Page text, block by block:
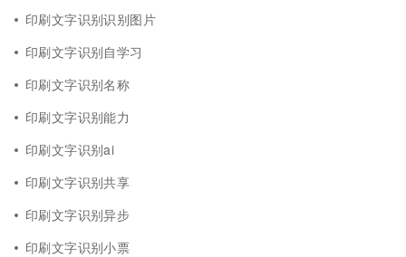
印刷文字识别识别图片
印刷文字识别自学习
印刷文字识别名称
印刷文字识别能力
印刷文字识别ai
印刷文字识别共享
印刷文字识别异步
印刷文字识别小票